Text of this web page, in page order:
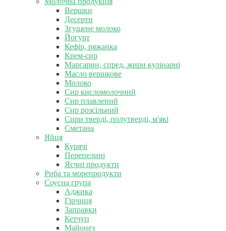
Вершки
Десерти
Згущене молоко
Йогурт
Кефір, ряжанка
Крем-сир
Маргарин, спред, жири кулінарні
Масло вершкове
Молоко
Сир кисломолочний
Сир плавлений
Сир розсільний
Сири тверді, полутверді, м'які
Сметана
Яйця
Курячі
Перепелині
Яєчні продукти
Риба та морепродукти
Соусна група
Аджика
Гірчиця
Заправки
Кетчуп
Майонез